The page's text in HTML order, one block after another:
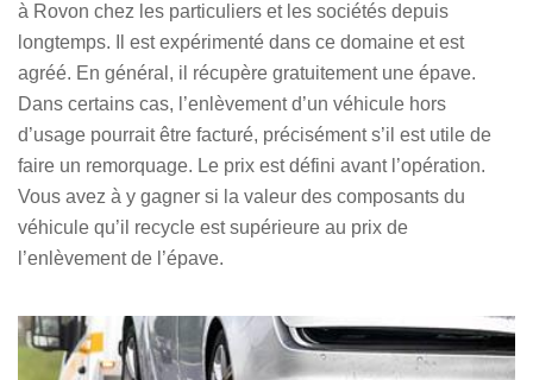
à Rovon chez les particuliers et les sociétés depuis
longtemps. Il est expérimenté dans ce domaine et est
agréé. En général, il récupère gratuitement une épave.
Dans certains cas, l’enlèvement d’un véhicule hors
d’usage pourrait être facturé, précisément s’il est utile de
faire un remorquage. Le prix est défini avant l’opération.
Vous avez à y gagner si la valeur des composants du
véhicule qu’il recycle est supérieure au prix de
l’enlèvement de l’épave.